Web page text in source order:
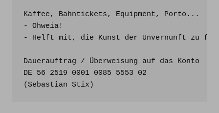
Kaffee, Bahntickets, Equipment, Porto...
- Ohweia!
- Helft mit, die Kunst der Unvernunft zu
Dauerauftrag / Überweisung auf das Konto
DE 56 2519 0001 0085 5553 02
(Sebastian Stix)